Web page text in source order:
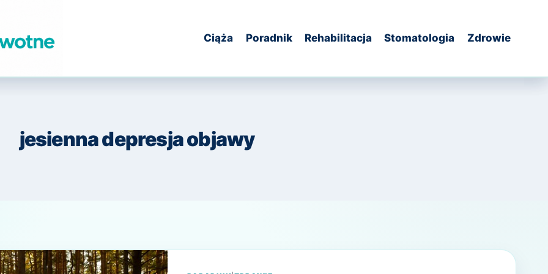
Ciąża Poradnik Rehabilitacja Stomatologia Zdrowie
jesienna depresja objawy